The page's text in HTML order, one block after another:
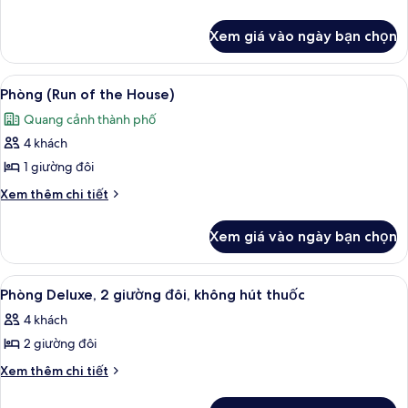
Phòng
Xem giá vào ngày bạn chọn
Xem
tất
cả
ảnh
Phòng
(Run
House)
Bộ đồ giường cao cấp, nệm có lớp
3
Phòng (Run of the House)
Quang cảnh thành phố
4 khách
1 giường đôi
Xem thêm chi tiết
Chi
Phòng
(Run
of
House)
Xem giá vào ngày bạn chọn
Xem
tất
cả
ảnh
Phòng
Bộ đồ giường cao cấp, nệm có lớp
2
Phòng Deluxe, 2 giường đôi, không hút thuốc
4 khách
2 giường đôi
Xem thêm chi tiết
Chi